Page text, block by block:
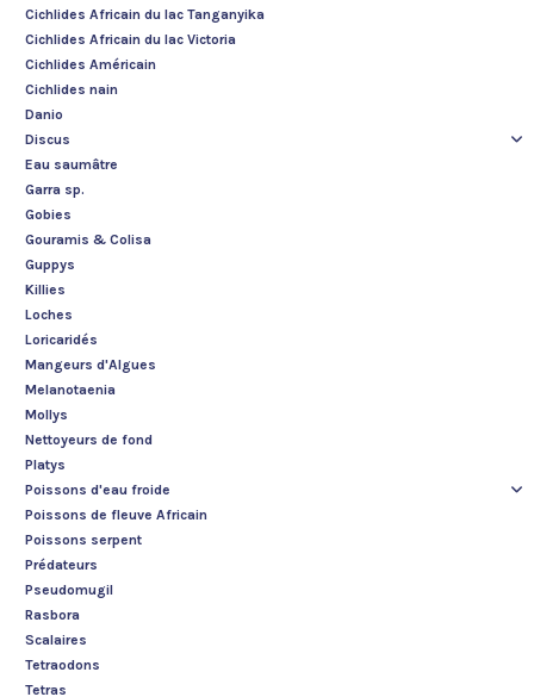
Cichlides Africain du lac Tanganyika
Cichlides Africain du lac Victoria
Cichlides Américain
Cichlides nain
Danio
Discus
Eau saumâtre
Garra sp.
Gobies
Gouramis & Colisa
Guppys
Killies
Loches
Loricaridés
Mangeurs d'Algues
Melanotaenia
Mollys
Nettoyeurs de fond
Platys
Poissons d'eau froide
Poissons de fleuve Africain
Poissons serpent
Prédateurs
Pseudomugil
Rasbora
Scalaires
Tetraodons
Tetras